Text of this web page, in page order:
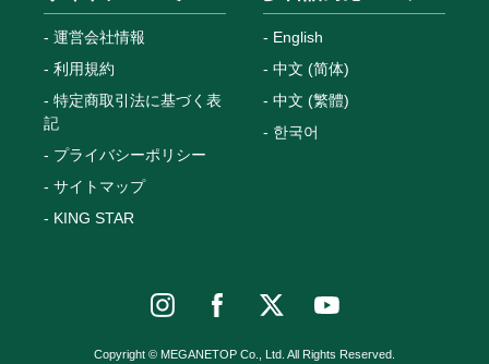
運営会社情報
利用規約
特定商取引法に基づく表
記
プライバシーポリシー
サイトマップ
KING STAR
English
中文 (简体)
中文 (繁體)
한국어
Copyright © MEGANETOP Co., Ltd. All Rights Reserved.